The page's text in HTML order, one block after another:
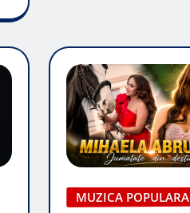
MUZICA POPULARA